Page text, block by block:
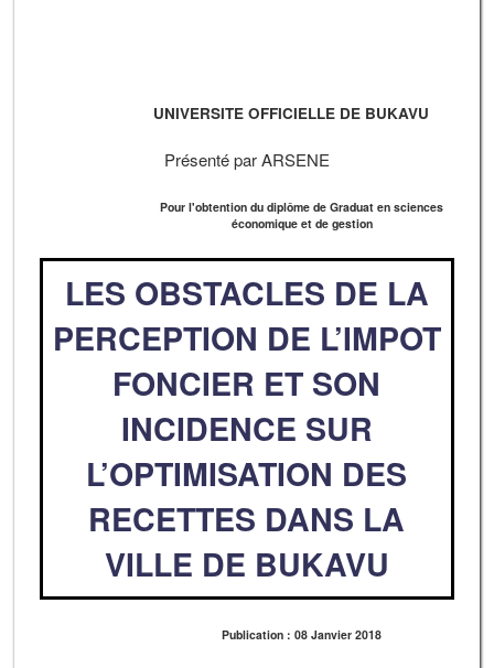
UNIVERSITE OFFICIELLE DE BUKAVU
Présenté par ARSENE
Pour l'obtention du diplôme de Graduat en sciences
économique et de gestion
LES OBSTACLES DE LA
PERCEPTION DE L’IMPOT
FONCIER ET SON
INCIDENCE SUR
L’OPTIMISATION DES
RECETTES DANS LA
VILLE DE BUKAVU
Publication : 08 Janvier 2018